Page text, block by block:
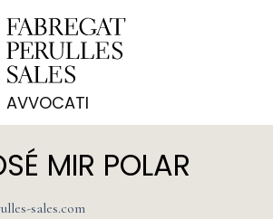
MIR POLAR
sales.com